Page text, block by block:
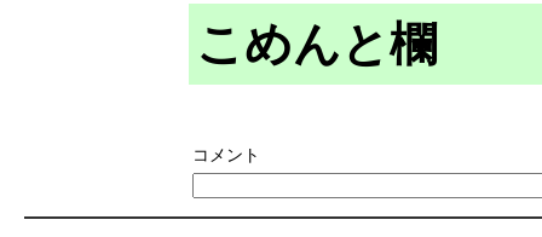
こめんと欄
コメント